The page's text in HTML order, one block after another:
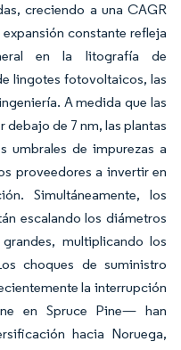
creciendo a una CAGR
constante refleja
en la litografía de
lingotes fotovoltaicos, las
A medida que las
de 7 nm, las plantas
umbrales de impurezas a
proveedores a invertir en
Simultáneamente, los
escalando los diámetros
multiplicando los
choques de suministro
la interrupción
en Spruce Pine— han
hacia Noruega,